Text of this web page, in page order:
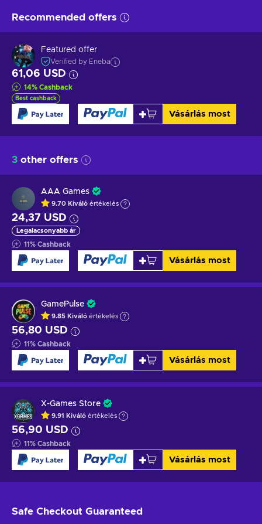
Recommended offers
Featured offer
Verified by Eneba
61,06 USD
14% Cashback
Best cashback
Vásárlás most
3 other offers
AAA Games
9.70 Kiváló értékelés
24,37 USD
Legalacsonyabb ár
11% Cashback
Vásárlás most
GamePulse
9.85 Kiváló értékelés
56,80 USD
11% Cashback
Vásárlás most
X-Games Store
9.91 Kiváló értékelés
56,90 USD
11% Cashback
Vásárlás most
Safe Checkout Guaranteed